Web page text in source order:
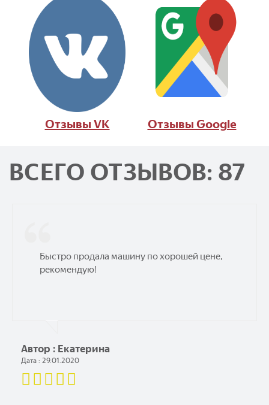
Отзывы VK Отзывы Google
ВСЕГО ОТЗЫВОВ: 87
Быстро продала машину по хорошей цене,
рекомендую!
Автор : Екатерина
Дата : 29.01.2020